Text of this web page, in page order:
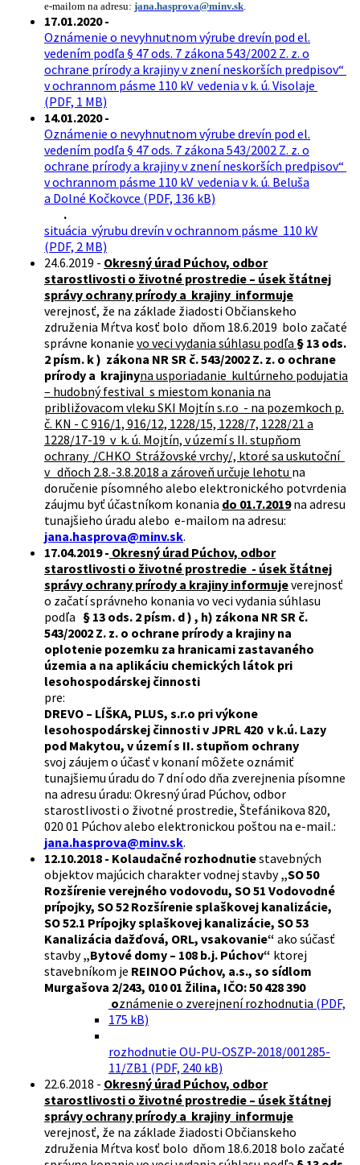
e-mailom na adresu: jana.hasprova@minv.sk.
17.01.2020 -
Oznámenie o nevyhnutnom výrube drevín pod el.
vedením podľa § 47 ods. 7 zákona 543/2002 Z. z. o
ochrane prírody a krajiny v znení neskorších predpisov“
v ochrannom pásme 110 kV vedenia v k. ú. Visolaje
(PDF, 1 MB)
14.01.2020 -
Oznámenie o nevyhnutnom výrube drevín pod el.
vedením podľa § 47 ods. 7 zákona 543/2002 Z. z. o
ochrane prírody a krajiny v znení neskorších predpisov“
v ochrannom pásme 110 kV vedenia v k. ú. Beluša
a Dolné Kočkovce (PDF, 136 kB)
.
situácia výrubu drevín v ochrannom pásme 110 kV
(PDF, 2 MB)
24.6.2019 - Okresný úrad Púchov, odbor
starostlivosti o životné prostredie – úsek štátnej
správy ochrany prírody a krajiny informuje
verejnosť, že na základe žiadosti Občianskeho
združenia Mŕtva kosť bolo dňom 18.6.2019 bolo začaté
správne konanie vo veci vydania súhlasu podľa § 13 ods.
2 písm. k ) zákona NR SR č. 543/2002 Z. z. o ochrane
prírody a krajinyna usporiadanie kultúrneho podujatia
– hudobný festival s miestom konania na
približovacom vleku SKI Mojtín s.r.o - na pozemkoch p.
č. KN - C 916/1, 916/12, 1228/15, 1228/7, 1228/21 a
1228/17-19 v k. ú. Mojtín, v území s II. stupňom
ochrany /CHKO Strážovské vrchy/, ktoré sa uskutoční
v dňoch 2.8.-3.8.2018 a zároveň určuje lehotu na
doručenie písomného alebo elektronického potvrdenia
záujmu byť účastníkom konania do 01.7.2019na adresu
tunajšieho úradu alebo e-mailom na adresu:
jana.hasprova@minv.sk.
17.04.2019 - Okresný úrad Púchov, odbor
starostlivosti o životné prostredie - úsek štátnej
správy ochrany prírody a krajiny informujeverejnosť
o začatí správneho konania vo veci vydania súhlasu
podľa § 13 ods. 2 písm. d ) , h) zákona NR SR č.
543/2002 Z. z. o ochrane prírody a krajiny na
oplotenie pozemku za hranicami zastavaného
územia a na aplikáciu chemických látok pri
lesohospodárskej činnosti
pre:
DREVO – LÍŠKA, PLUS, s.r.o pri výkone
lesohospodárskej činnosti v JPRL 420 v k.ú. Lazy
pod Makytou, v území s II. stupňom ochrany
svoj záujem o účasť v konaní môžete oznámiť
tunajšiemu úradu do 7 dní odo dňa zverejnenia písomne
na adresu úradu: Okresný úrad Púchov, odbor
starostlivosti o životné prostredie, Štefánikova 820,
020 01 Púchov alebo elektronickou poštou na e-mail.:
jana.hasprova@minv.sk.
12.10.2018 - Kolaudačné rozhodnutiestavebných
objektov majúcich charakter vodnej stavby„SO 50
Rozšírenie verejného vodovodu, SO 51 Vodovodné
prípojky, SO 52 Rozšírenie splaškovej kanalizácie,
SO 52.1 Prípojky splaškovej kanalizácie, SO 53
Kanalizácia dažďová, ORL, vsakovanie“ ako súčasť
stavby„Bytové domy – 108 b.j. Púchov“ ktorej
stavebníkom je REINOO Púchov, a.s., so sídlom
Murgašova 2/243, 010 01 Žilina, IČO: 50 428 390
oznámenie o zverejnení rozhodnutia (PDF,
175 kB)
rozhodnutie OU-PU-OSZP-2018/001285-
11/ZB1 (PDF, 240 kB)
22.6.2018 - Okresný úrad Púchov, odbor
starostlivosti o životné prostredie – úsek štátnej
správy ochrany prírody a krajiny informuje
verejnosť, že na základe žiadosti Občianskeho
združenia Mŕtva kosť bolo dňom 18.6.2018 bolo začaté